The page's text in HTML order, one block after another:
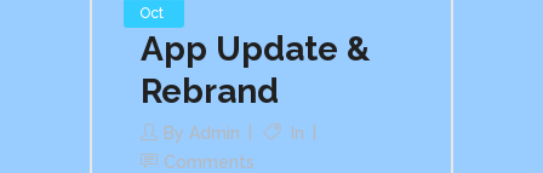
Oct
App Update &
Rebrand
By Admin
In
Comments